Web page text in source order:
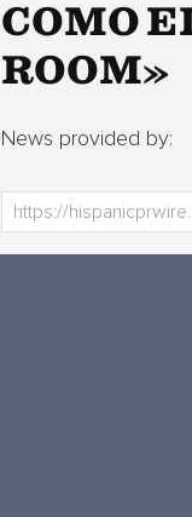
COMO
ROOM»
News provided by: